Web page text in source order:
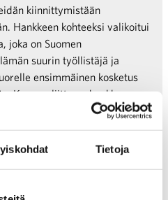
Tietoja
kiinnittymistään
Hankkeen kohteeksi valikoitui
joka on Suomen
suurin työllistäjä ja
ensimmäinen kosketus
Kaupan liitto on hankkeessa